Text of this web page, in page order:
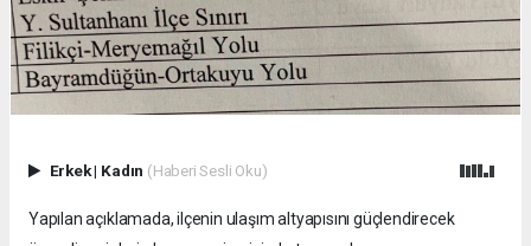
Erkek| Kadın (Haberi Sesli Oku)
Yapılan açıklamada, ilçenin ulaşım altyapısını güçlendirecek